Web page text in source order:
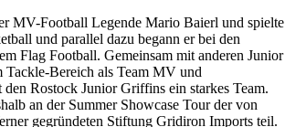
MV-Football Legende Mario Baierl und spielte
und parallel dazu begann er bei den
Flag Football. Gemeinsam mit anderen Junior
Tackle-Bereich als Team MV und
den Rostock Junior Griffins ein starkes Team.
an der Summer Showcase Tour der von
gegründeten Stiftung Gridiron Imports teil.